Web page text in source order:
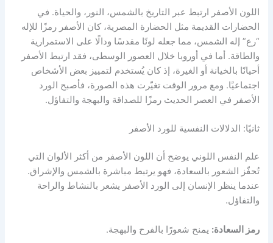
اللون الأصفر ارتبط عبر التاريخ بالشمس، النور، والحياة. في
الحضارات القديمة مثل الحضارة المصرية، كان الأصفر رمزًا للإله
“رع” إله الشمس، مما جعله لونًا مقدسًا ودالًا على الاستمرارية
والطاقة. أما في أوروبا خلال العصور الوسطى، فقد ارتبط الأصفر
أحيانًا بالخيانة أو الغيرة، إذ كان يُستخدم لتمييز بعض الأشخاص
اجتماعيًا. ومع مرور الوقت تغيّرت هذه الصورة، فأصبح الورد
الأصفر في العصر الحديث رمزًا للصداقة والبهجة والتفاؤل.
ثانيًا: الدلالات النفسية للورد الأصفر
علم النفس اللوني يوضح أن اللون الأصفر من أكثر الألوان التي
تُحفّز الشعور بالسعادة، فهو يرتبط مباشرة بالشمس والإشراق.
عندما ينظر الإنسان إلى الورد الأصفر يشعر بالنشاط والراحة
والتفاؤل.
رمز السعادة: يمنح شعورًا بالفرح والبهجة.